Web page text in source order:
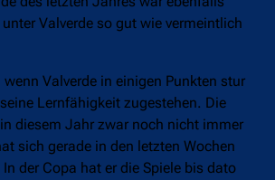
Valverde so gut wie vermeintlich
wenn Valverde in einigen Punkten stur
Lernfähigkeit zugestehen. Die
diesem Jahr zwar noch nicht immer
sich gerade in den letzten Wochen
der Copa hat er die Spiele bis dato